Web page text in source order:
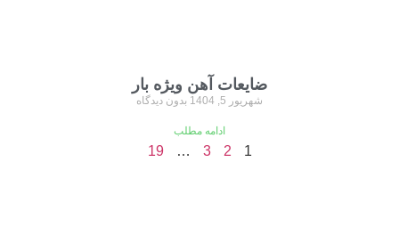
ضایعات آهن ویژه بار
شهریور 5, 1404 بدون دیدگاه
ادامه مطلب
1
2
3
…
19